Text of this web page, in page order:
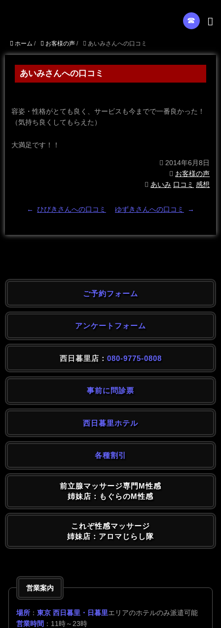
☎︎
ホーム / お客様の声 / あいみさんへの口コミ
あいみさんへの口コミ
容姿・性格がとても良く、サービスも今までで一番良かった！
（気持ち良くしてもらえた）
大満足です！！
2014年6月8日
お客様の声
あいみ 口コミ 感想
← ひびきさんへの口コミ ゆずきさんへの口コミ →
ご予約フォーム
アンケートフォーム
西日暮里店： 080-9775-0808
事前に問診票
西日暮里ホテル
各種割引
前立腺マッサージ専門M性感
姉妹店：もぐらのM性感
これぞ性感マッサージ
姉妹店：アロマじらし隊
営業案内
場所 ： 東京 西日暮里・日暮里エリアのホテルのみ派遣可能
営業時間 ：11時～23時